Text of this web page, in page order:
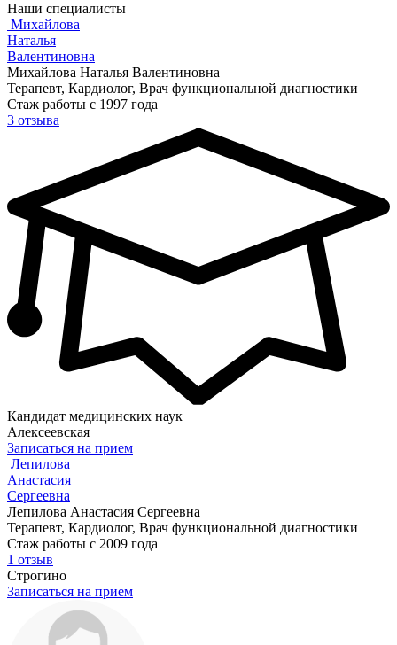
Наши специалисты
Михайлова
Наталья
Валентиновна
Михайлова Наталья Валентиновна
Терапевт, Кардиолог, Врач функциональной диагностики
Стаж работы с 1997 года
3 отзыва
Кандидат медицинских наук
Алексеевская
Записаться на прием
Лепилова
Анастасия
Сергеевна
Лепилова Анастасия Сергеевна
Терапевт, Кардиолог, Врач функциональной диагностики
Стаж работы с 2009 года
1 отзыв
Строгино
Записаться на прием